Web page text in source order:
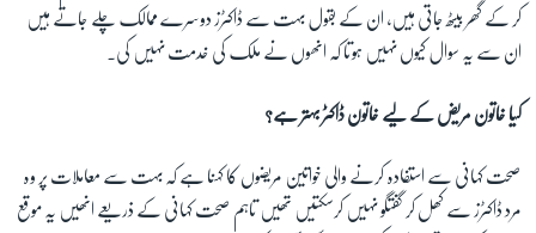
کر کے گھر بیٹھ جاتی ہیں، ان کے بقول بہت سے ڈاکٹرز دوسرے ممالک چلے جاتے ہیں
ان سے یہ سوال کیوں نہیں ہوتا کہ انھوں نے ملک کی خدمت نہیں کی۔
کیا خاتون مریض کے لیے خاتون ڈاکٹر بہتر ہے؟
صحت کہانی سے استفادہ کرنے والی خواتین مریضوں کا کہنا ہے کہ بہت سے معاملات پر وہ
مرد ڈاکٹرز سے کھل کر گفتگو نہیں کرسکتیں تھیں تاہم صحت کہانی کے ذریعے انھیں یہ موقع